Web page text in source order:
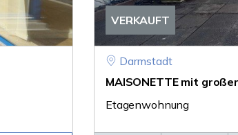
VERKAUFT
Darmstadt
MAISONETTE mit
Etagenwohnung